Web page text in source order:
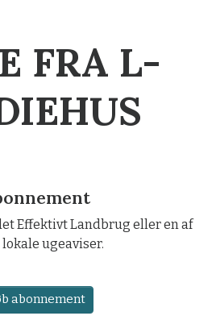
FRA L-
Effektivt Landbrug eller en af
lokale ugeaviser.
abonnement